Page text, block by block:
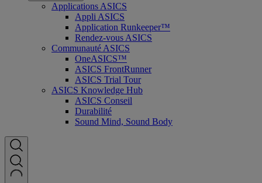
Applications ASICS
Appli ASICS
Application Runkeeper™
Rendez-vous ASICS
Communauté ASICS
OneASICS™
ASICS FrontRunner
ASICS Trial Tour
ASICS Knowledge Hub
ASICS Conseil
Durabilité
Sound Mind, Sound Body